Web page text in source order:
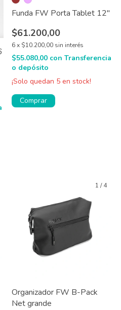
Funda FW Porta Tablet 12"
$61.200,00
6x $10.200,00 sin interés
$55.080,00 con Transferencia
o depósito
¡Solo quedan 5 en stock!
Comprar
1 /4
Organizador FW B-Pack
Net grande